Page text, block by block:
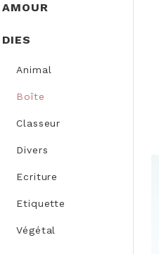
AMOUR
DIES
Animal
Boîte
Classeur
Divers
Ecriture
Etiquette
Végétal